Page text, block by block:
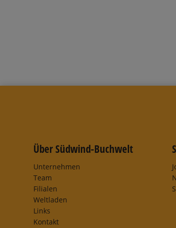
Über Südwind-Buchwelt
Unternehmen
Team
Filialen
Weltladen
Links
Kontakt